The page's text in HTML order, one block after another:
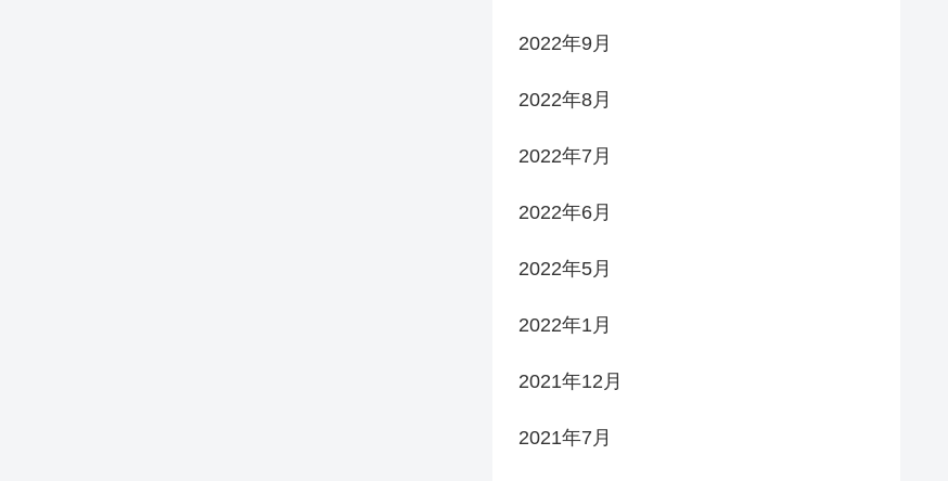
2022年9月
2022年8月
2022年7月
2022年6月
2022年5月
2022年1月
2021年12月
2021年7月